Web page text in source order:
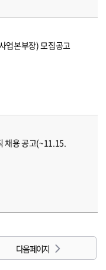
업본부장) 모집공고
채용 공고(~11.15.
다음 페이지